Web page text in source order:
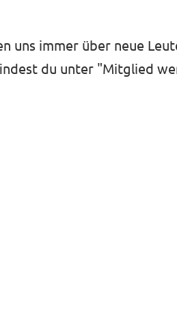
uns immer über neue
du unter "Mitglied